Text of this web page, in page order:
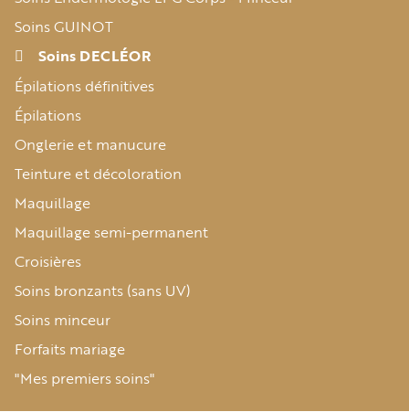
Soins GUINOT
Soins DECLÉOR
Épilations définitives
Épilations
Onglerie et manucure
Teinture et décoloration
Maquillage
Maquillage semi-permanent
Croisières
Soins bronzants (sans UV)
Soins minceur
Forfaits mariage
"Mes premiers soins"